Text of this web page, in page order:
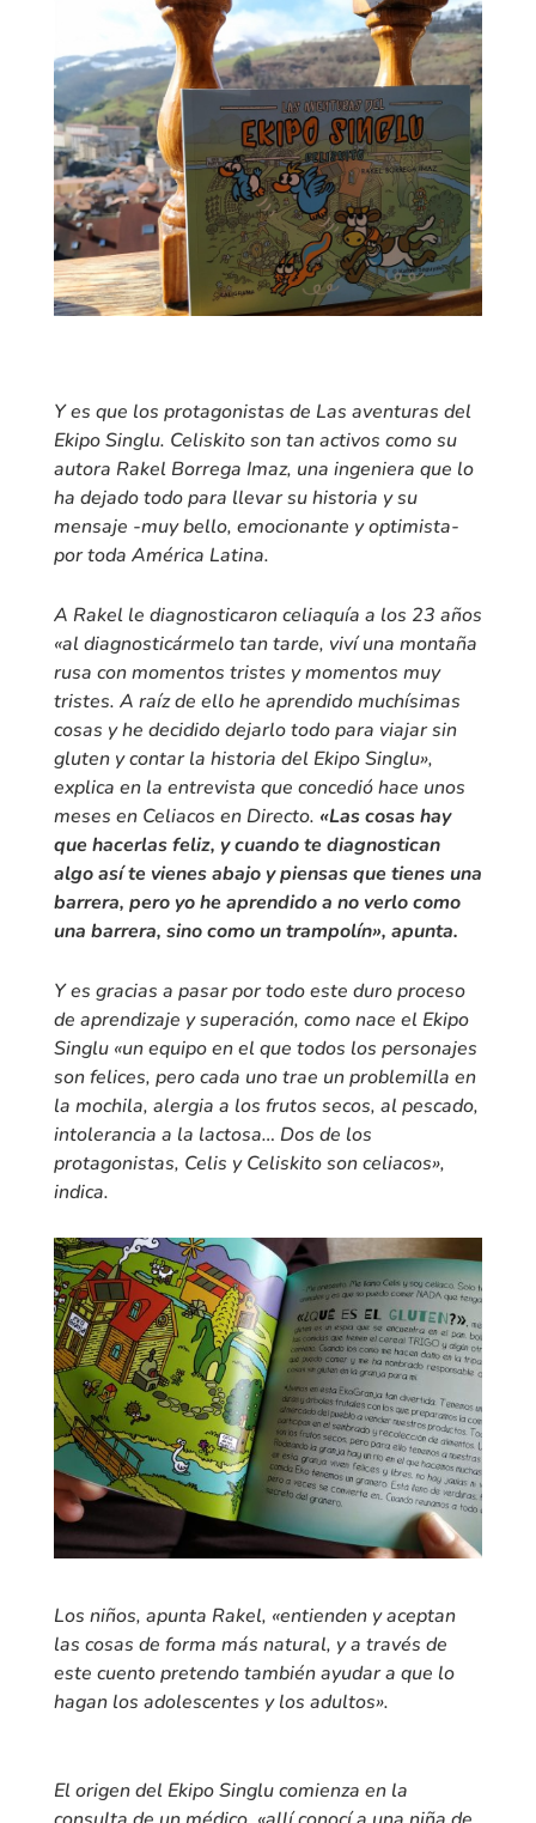
Y es que los protagonistas de Las aventuras del
Ekipo Singlu. Celiskitoson tan activos como su
autora Rakel Borrega Imaz, una ingeniera que lo
ha dejado todo para llevar su historia y su
mensaje -muy bello, emocionante y optimista-
por toda América Latina.
A Rakel le diagnosticaron celiaquía a los 23 años
«al diagnosticármelo tan tarde, viví una montaña
rusa con momentos tristes y momentos muy
tristes. A raíz de ello he aprendido muchísimas
cosas y he decidido dejarlo todo para viajar sin
gluten y contar la historia del Ekipo Singlu»,
explica en la entrevista que concedió hace unos
meses en Celiacos en Directo. «Las cosas hay
que hacerlas feliz, y cuando te diagnostican
algo así te vienes abajo y piensas que tienes una
barrera, pero yo he aprendido a no verlo como
una barrera, sino como un trampolín», apunta.
Y es gracias a pasar por todo este duro proceso
de aprendizaje y superación, como nace el Ekipo
Singlu «un equipo en el que todos los personajes
son felices, pero cada uno trae un problemilla en
la mochila, alergia a los frutos secos, al pescado,
intolerancia a la lactosa… Dos de los
protagonistas, Celis y Celiskito son celiacos»,
indica.
Los niños, apunta Rakel, «entienden y aceptan
las cosas de forma más natural, y a través de
este cuento pretendo también ayudar a que lo
hagan los adolescentes y los adultos».
El origen del Ekipo Singlu comienza en la